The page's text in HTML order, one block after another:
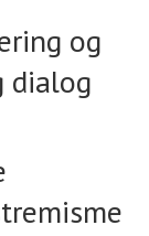
og
dialog